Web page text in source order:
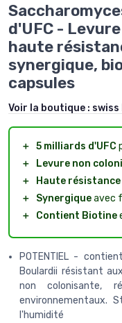
d'UFC -
haute
synergique,
capsules
Voir la boutique :
＋ 5 milliards d'UFC
＋
Levure non
＋
Haute résistance
＋
Synergiqueavec
＋
Contient Biotine
POTENTIEL -
Boulardii résistant
non colonisante,
environnementaux.
l'humidité